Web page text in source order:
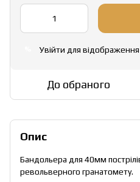
Увійти для
До обраного
Опис
Бандольера для 40мм
револьверного гранатомету.